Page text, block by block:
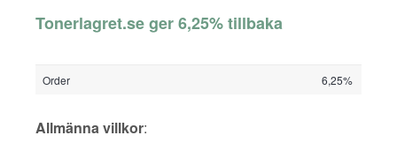
Tonerlagret.se ger 6,25% tillbaka
Order 6,25%
Allmänna villkor: